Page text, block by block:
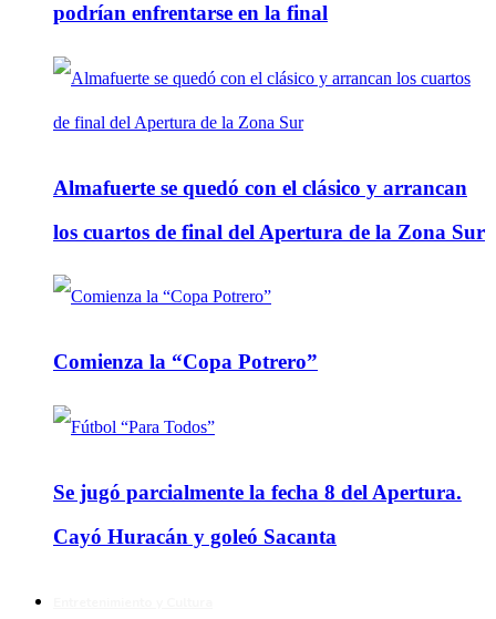
podrían enfrentarse en la final
Almafuerte se quedó con el clásico y arrancan
los cuartos de final del Apertura de la Zona Sur
Comienza la “Copa Potrero”
Se jugó parcialmente la fecha 8 del Apertura.
Cayó Huracán y goleó Sacanta